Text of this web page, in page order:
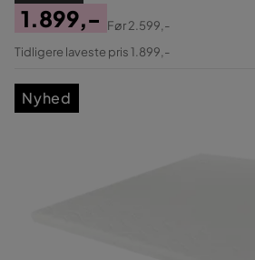
Pris
1.899,-
Original
Før2.599,-
Tidligere laveste pris 1.899,-
Nyhed